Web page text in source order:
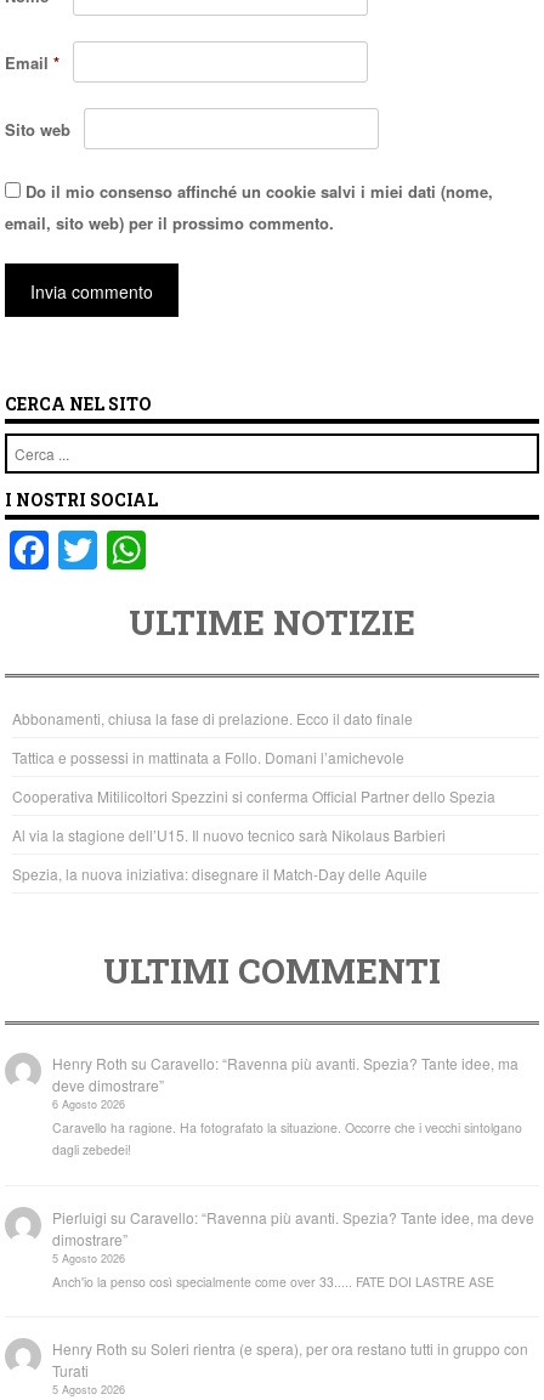
Email*
Sito web
Do il mio consenso affinché un cookie salvi i miei dati (nome,
email, sito web) per il prossimo commento.
CERCA NEL SITO
Cerca
I NOSTRI SOCIAL
F
a
e
b
o
o
k
T
wi
er
at
s
A
p
p
ULTIME NOTIZIE
Abbonamenti, chiusa la fase di prelazione. Ecco il dato finale
Tattica e possessi in mattinata a Follo. Domani l’amichevole
Cooperativa Mitilicoltori Spezzini si conferma Official Partner dello Spezia
Al via la stagione dell’U15. Il nuovo tecnico sarà Nikolaus Barbieri
Spezia, la nuova iniziativa: disegnare il Match-Day delle Aquile
ULTIMI COMMENTI
Henry Roth suCaravello: “Ravenna più avanti. Spezia? Tante idee, ma
deve dimostrare”
6 Agosto 2026
Caravello ha ragione. Ha fotografato la situazione. Occorre che i vecchi sintolgano
dagli zebedei!
Pierluigi suCaravello: “Ravenna più avanti. Spezia? Tante idee, ma deve
dimostrare”
5 Agosto 2026
Anch'io la penso così specialmente come over 33..... FATE DOI LASTRE ASE
Henry Roth suSoleri rientra (e spera), per ora restano tutti in gruppo con
Turati
5 Agosto 2026